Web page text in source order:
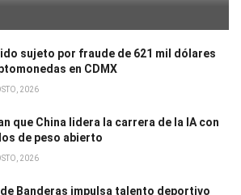
sujeto por fraude de 621 mil dólares
en CDMX
2026
que China lidera la carrera de la IA con
de peso abierto
2026
de Banderas impulsa talento deportivo